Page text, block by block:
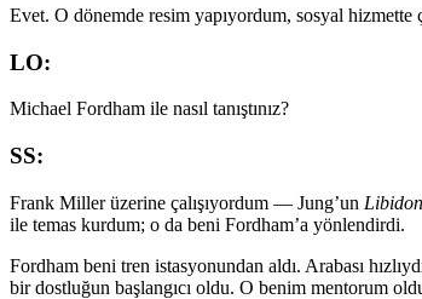
Evet. O dönemde resim yapıyordum, sosyal hizmette
LO:
Michael Fordham ile nasıl tanıştınız?
SS:
Frank Miller üzerine çalışıyordum — Jung’un
ile temas kurdum; o da beni Fordham’a yönlendirdi.
Fordham beni tren istasyonundan aldı. Arabası
bir dostluğun başlangıcı oldu. O benim mentorum